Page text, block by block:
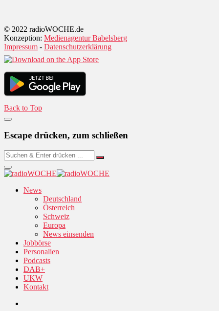
© 2022 radioWOCHE.de
Konzeption: Medienagentur Babelsberg
Impressum - Datenschutzerklärung
Back to Top
Escape drücken, zum schließen
News
Deutschland
Österreich
Schweiz
Europa
News einsenden
Jobbörse
Personalien
Podcasts
DAB+
UKW
Kontakt